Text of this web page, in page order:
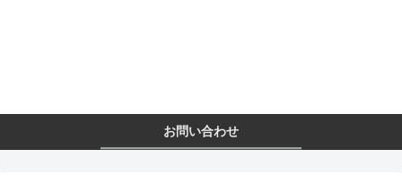
お問い合わせ